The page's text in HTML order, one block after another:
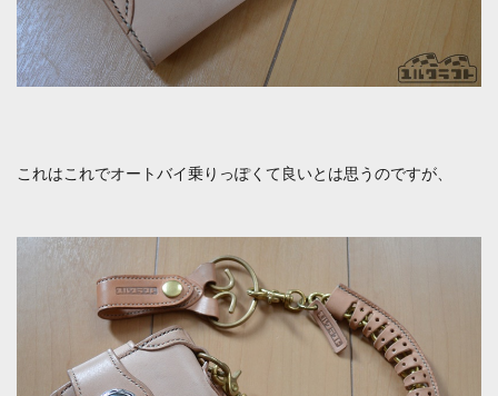
これはこれでオートバイ乗りっぽくて良いとは思うのですが、